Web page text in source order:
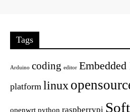
Tags
Arduino coding editor
platform linux
openwrt python raspberrypi